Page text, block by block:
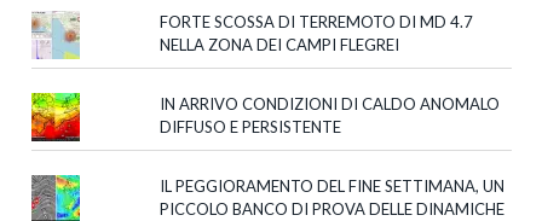
FORTE SCOSSA DI TERREMOTO DI MD 4.7
NELLA ZONA DEI CAMPI FLEGREI
IN ARRIVO CONDIZIONI DI CALDO ANOMALO
DIFFUSO E PERSISTENTE
IL PEGGIORAMENTO DEL FINE SETTIMANA, UN
PICCOLO BANCO DI PROVA DELLE DINAMICHE